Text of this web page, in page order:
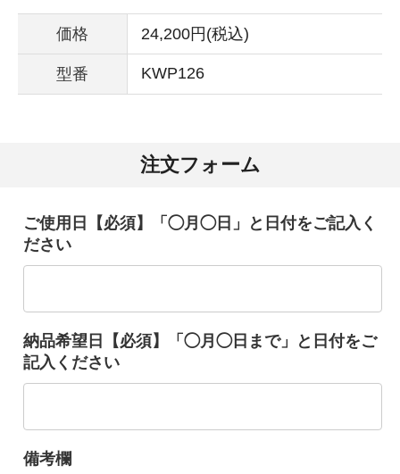
価格 24,200円(税込)
型番 KWP126
注文フォーム
ご使用日【必須】「◯月◯日」と日付をご記入く
ださい
納品希望日【必須】「◯月◯日まで」と日付をご
記入ください
備考欄